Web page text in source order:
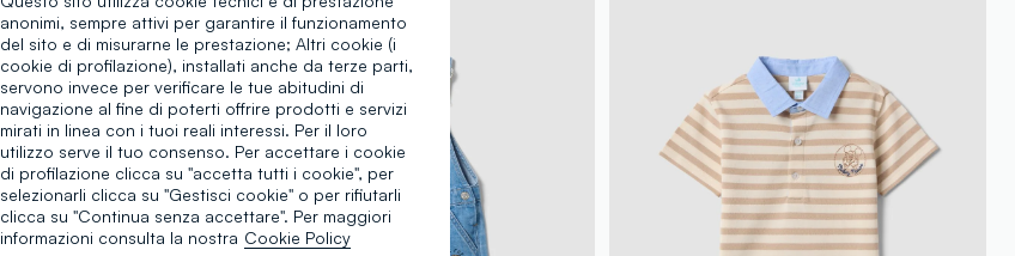
anonimi, sempre attivi per garantire il funzionamento
del sito e di misurarne le prestazione; Altri cookie (i
cookie di profilazione), installati anche da terze parti,
servono invece per verificare le tue abitudini di
navigazione al fine di poterti offrire prodotti e servizi
mirati in linea con i tuoi reali interessi. Per il loro
utilizzo serve il tuo consenso. Per accettare i cookie
di profilazione clicca su "accetta tutti i cookie", per
selezionarli clicca su "Gestisci cookie" o per rifiutarli
clicca su "Continua senza accettare". Per maggiori
informazioni consulta la nostra Cookie Policy